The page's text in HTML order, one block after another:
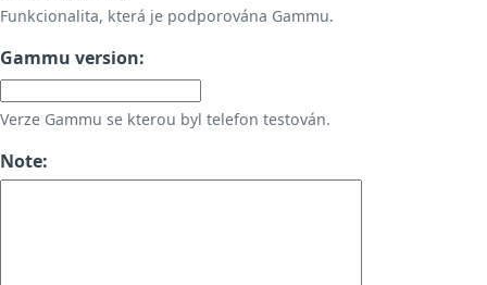
Funkcionalita, která je podporována Gammu.
Gammu version:
Verze Gammu se kterou byl telefon testován.
Note: